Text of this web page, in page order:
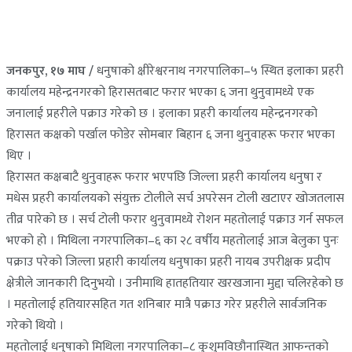
जनकपुर, १७ माघ /धनुषाको क्षीरेश्वरनाथ नगरपालिका–५ स्थित इलाका प्रहरी
कार्यालय महेन्द्रनगरको हिरासतबाट फरार भएका ६ जना थुनुवामध्ये एक
जनालाई प्रहरीले पक्राउ गरेको छ । इलाका प्रहरी कार्यालय महेन्द्रनगरको
हिरासत कक्षको पर्खाल फोडेर सोमबार बिहान ६ जना थुनुवाहरू फरार भएका
थिए ।
हिरासत कक्षबाटै थुनुवाहरू फरार भएपछि जिल्ला प्रहरी कार्यालय धनुषा र
मधेस प्रहरी कार्यालयको संयुक्त टोलीले सर्च अपरेसन टोली खटाएर खोजतलास
तीव्र पारेको छ । सर्च टोली फरार थुनुवामध्ये रोशन महतोलाई पक्राउ गर्न सफल
भएको हो । मिथिला नगरपालिका–६ का २८ वर्षीय महतोलाई आज बेलुका पुनः
पक्राउ परेको जिल्ला प्रहारी कार्यालय धनुषाका प्रहरी नायब उपरीक्षक प्रदीप
क्षेत्रीले जानकारी दिनुभयो । उनीमाथि हातहतियार खरखजाना मुद्दा चलिरहेको छ
। महतोलाई हतियारसहित गत शनिबार मात्रै पक्राउ गरेर प्रहरीले सार्वजनिक
गरेको थियो ।
महतोलाई धनुषाको मिथिला नगरपालिका–८ कुशुमविछौनास्थित आफन्तको